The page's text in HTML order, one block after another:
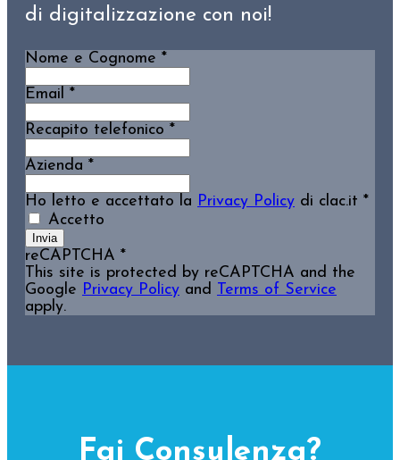
di digitalizzazione con noi!
Nome e Cognome *
Email *
Recapito telefonico *
Azienda *
Ho letto e accettato la Privacy Policy di clac.it *
Accetto
Invia
reCAPTCHA *
This site is protected by reCAPTCHA and the
Google Privacy Policy and Terms of Service
apply.
Fai Consulenza?